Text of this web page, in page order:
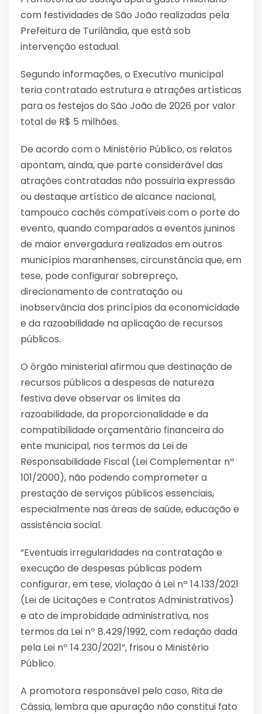
com festividades de São João realizadas pela
Prefeitura de Turilândia, que está sob
intervenção estadual.
Segundo informações, o Executivo municipal
teria contratado estrutura e atrações artísticas
para os festejos do São João de 2026 por valor
total de R$ 5 milhões.
De acordo com o Ministério Público, os relatos
apontam, ainda, que parte considerável das
atrações contratadas não possuiria expressão
ou destaque artístico de alcance nacional,
tampouco cachês compatíveis com o porte do
evento, quando comparados a eventos juninos
de maior envergadura realizados em outros
municípios maranhenses, circunstância que, em
tese, pode configurar sobrepreço,
direcionamento de contratação ou
inobservância dos princípios da economicidade
e da razoabilidade na aplicação de recursos
públicos.
O órgão ministerial afirmou que destinação de
recursos públicos a despesas de natureza
festiva deve observar os limites da
razoabilidade, da proporcionalidade e da
compatibilidade orçamentário financeira do
ente municipal, nos termos da Lei de
Responsabilidade Fiscal (Lei Complementar nº
101/2000), não podendo comprometer a
prestação de serviços públicos essenciais,
especialmente nas áreas de saúde, educação e
assistência social.
“Eventuais irregularidades na contratação e
execução de despesas públicas podem
configurar, em tese, violação à Lei nº 14.133/2021
(Lei de Licitações e Contratos Administrativos)
e ato de improbidade administrativa, nos
termos da Lei nº 8.429/1992, com redação dada
pela Lei nº 14.230/2021”, frisou o Ministério
Público.
A promotora responsável pelo caso, Rita de
Cássia, lembra que apuração não constitui fato